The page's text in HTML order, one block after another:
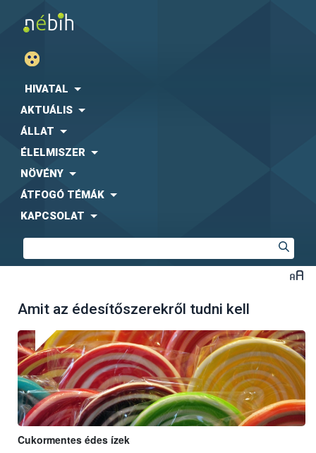
HIVATAL
AKTUÁLIS
ÁLLAT
ÉLELMISZER
NÖVÉNY
ÁTFOGÓ TÉMÁK
KAPCSOLAT
Amit az édesítőszerekről tudni kell
Cukormentes édes ízek